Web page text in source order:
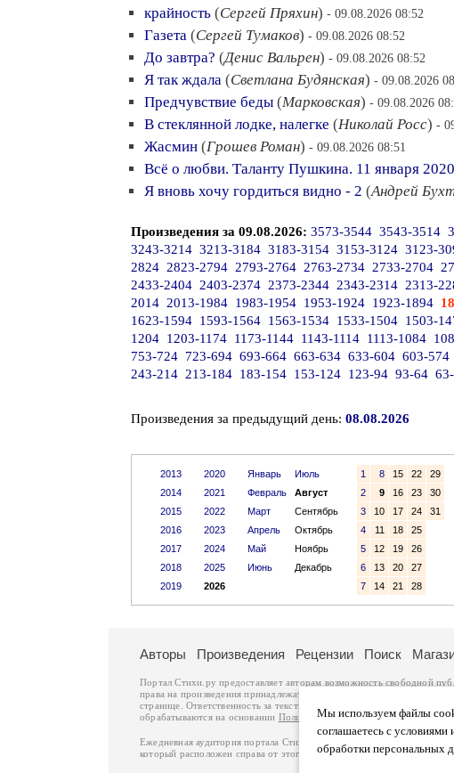
крайность (Сергей Пряхин) - 09.08.2026 08:52
Газета (Сергей Тумаков) - 09.08.2026 08:52
До завтра? (Денис Вальрен) - 09.08.2026 08:52
Я так ждала (Светлана Будянская) - 09.08.2026
Предчувствие беды (Марковская) - 09.08.2026
В стеклянной лодке, налегке (Николай Росс) -
Жасмин (Грошев Роман) - 09.08.2026 08:51
Всё о любви. Таланту Пушкина. 11 января 2020
Я вновь хочу гордиться видно - 2 (Андрей
Произведения за 09.08.2026: 3573-3544 3543-3514
3243-3214 3213-3184 3183-3154 3153-3124 3123-
2824 2823-2794 2793-2764 2763-2734 2733-2704
2433-2404 2403-2374 2373-2344 2343-2314 2313-
2014 2013-1984 1983-1954 1953-1924 1923-1894
1623-1594 1593-1564 1563-1534 1533-1504 1503-
1204 1203-1174 1173-1144 1143-1114 1113-1084
753-724 723-694 693-664 663-634 633-604 603-574
243-214 213-184 183-154 153-124 123-94 93-64
Произведения за предыдущий день: 08.08.2026
2013
2014
2015
2016
2017
2018
2019
2020
2021
2022
2023
2024
2025
2026
Январь
Июль
Февраль
Август
Март
Сентябрь
Апрель
Октябрь
Май
Ноябрь
Июнь
Декабрь
1 8 15 22
29
2
9 16 23
30
3
10 17 24
31
4
11 18
25
5
12 19
26
6
13 20
27
7
14 21 28
Мы используем файлы
соглашаетесь с
обработки персональных
Авторы Произведения Рецензии Поиск
Портал Стихи.ру предоставляет авторам возможность свободной
права на произведения принадлежат авторам и охраняются
.
странице. Ответственность за тексты произведений авторы несут
обрабатываются на основании Политики обработки персональных
Ежедневная аудитория портала Стихи.ру – порядка 200 тысяч
который расположен справа от этого текста. В каждой графе